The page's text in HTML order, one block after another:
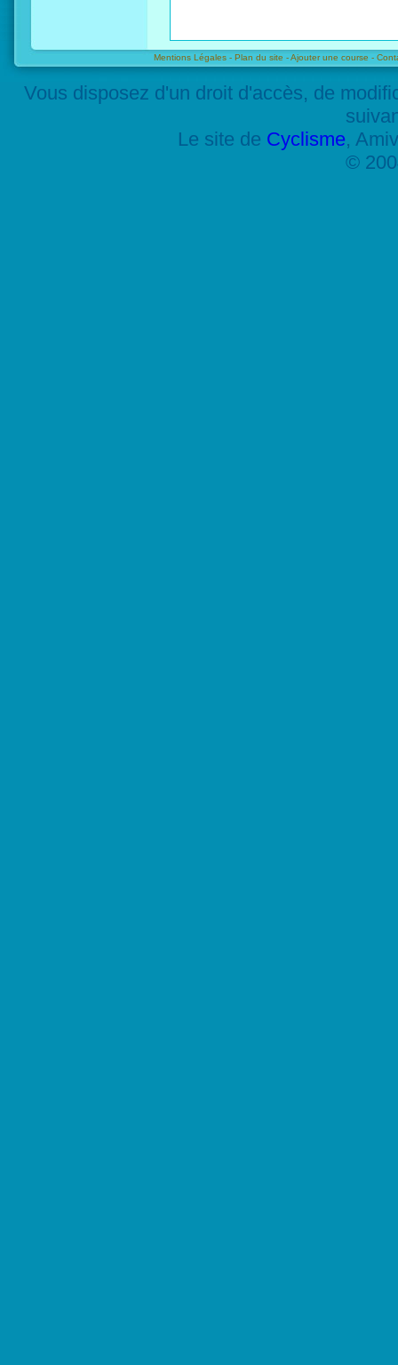
Mentions Légales - Plan du site -Ajouter une course -
Vous disposez d'un droit d'accès, de
Le site de Cyclisme,
©